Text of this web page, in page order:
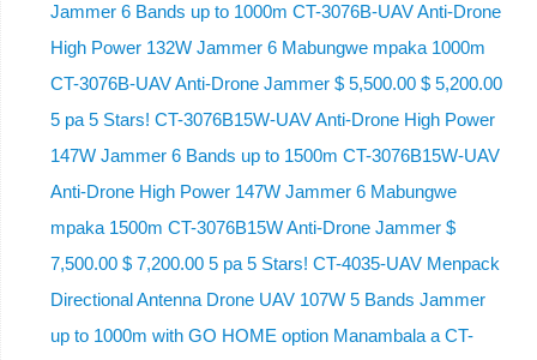
Jammer 6 Bands up to 1000m CT-3076B-UAV Anti-Drone
High Power 132W Jammer 6 Mabungwe mpaka 1000m
CT-3076B-UAV Anti-Drone Jammer $ 5,500.00 $ 5,200.00
5 pa 5 Stars! CT-3076B15W-UAV Anti-Drone High Power
147W Jammer 6 Bands up to 1500m CT-3076B15W-UAV
Anti-Drone High Power 147W Jammer 6 Mabungwe
mpaka 1500m CT-3076B15W Anti-Drone Jammer $
7,500.00 $ 7,200.00 5 pa 5 Stars! CT-4035-UAV Menpack
Directional Antenna Drone UAV 107W 5 Bands Jammer
up to 1000m with GO HOME option Manambala a CT-